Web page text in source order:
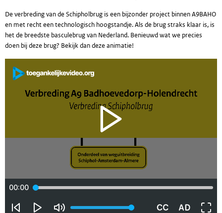
De verbreding van de Schipholbrug is een bijzonder project binnen A9BAHO
en met recht een technologisch hoogstandje. Als de brug straks klaar is, is
het de breedste basculebrug van Nederland. Benieuwd wat we precies
doen bij deze brug? Bekijk dan deze animatie!
Video
afspelen
00:00
Video
Video
Geluid